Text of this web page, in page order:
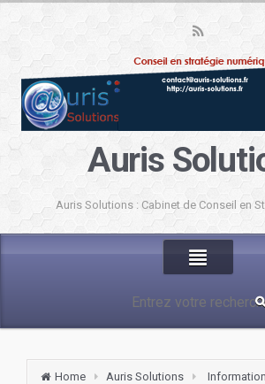
Auris
Auris Solutions : Cabinet de Conseil en
Home Auris Solutions